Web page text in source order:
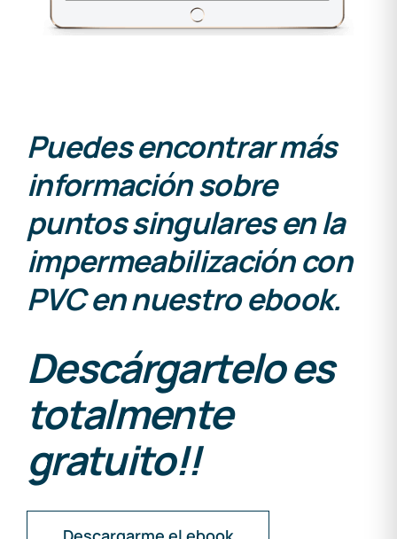
Puedes encontrar más
información sobre
puntos singulares en la
impermeabilización con
PVC en nuestro ebook.
Descárgartelo es
totalmente
gratuito!!